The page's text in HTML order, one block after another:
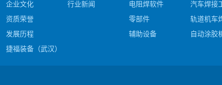
企业文化
资质荣誉
发展历程
捷福装备（武汉）股份有限公司电阻焊产品#c
行业新闻
电阻焊软件
零部件
辅助设备
汽车焊接
轨道机车
自动涂胶